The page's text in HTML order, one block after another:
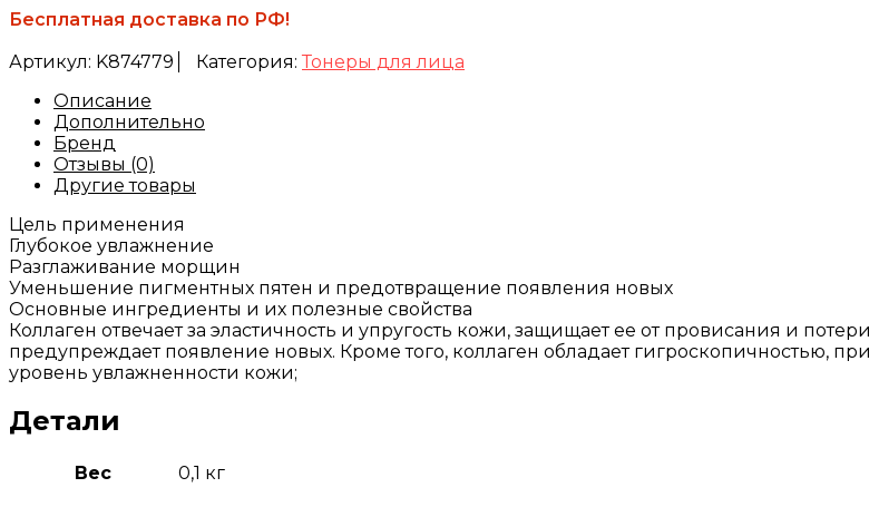
Бесплатная доставка по РФ!
Артикул: K874779 Категория: Тонеры для лица
Описание
Дополнительно
Бренд
Отзывы (0)
Другие товары
Цель применения
Глубокое увлажнение
Разглаживание морщин
Уменьшение пигментных пятен и предотвращение появления новых
Основные ингредиенты и их полезные свойства
Коллаген отвечает за эластичность и упругость кожи, защищает ее от провисания и
предупреждает появление новых. Кроме того, коллаген обладает гигроскопичностью,
уровень увлажненности кожи;
Детали
Вес 0,1 кг